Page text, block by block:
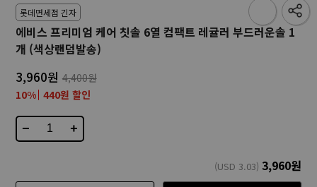
롯데면세점 긴자
에비스 프리미엄 케어 칫솔 6열 컴팩트 레귤러 부드러운솔 1
개 (색상랜덤발송)
3,960원 4,400원
10% 440원 할인
− +
(USD3.03) 3,960원